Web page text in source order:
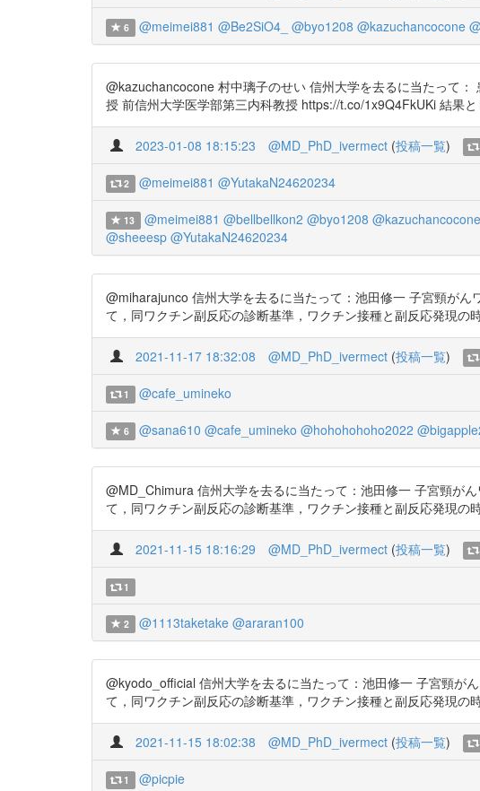
6 @meimei881 @Be2SiO4_ @byo1208 @kazuchancocone
@kazuchancocone 村中璃子のせい 信州大学を去るに当たって
授 前信州大学医学部第三内科教授 https://t.co/1x9Q4FkUKi 結果
2023-01-08 18:15:23 @MD_PhD_ivermect (投稿一覧)
2 @meimei881 @YutakaN24620234
13 @meimei881 @bellbellkon2 @byo1208 @kazuchancocone
@sheeesp @YutakaN24620234
@miharajunco 信州大学を去るに当たって：池田修一 子宮頸が
て，同ワクチン副反応の診断基準，ワクチン接種と副反応発現
2021-11-17 18:32:08 @MD_PhD_ivermect (投稿一覧)
1 @cafe_umineko
6 @sana610 @cafe_umineko @hohohohoho2022
@MD_Chimura 信州大学を去るに当たって：池田修一 子宮頸が
て，同ワクチン副反応の診断基準，ワクチン接種と副反応発現
2021-11-15 18:16:29 @MD_PhD_ivermect (投稿一覧)
1
2 @1113taketake @araran100
@kyodo_official 信州大学を去るに当たって：池田修一 子宮頸が
て，同ワクチン副反応の診断基準，ワクチン接種と副反応発現
2021-11-15 18:02:38 @MD_PhD_ivermect (投稿一覧)
1 @picpie